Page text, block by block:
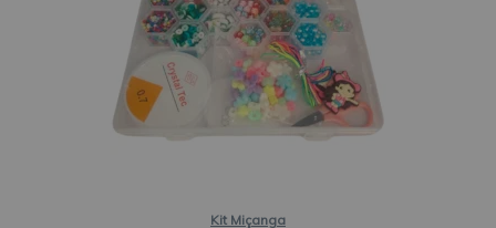
Kit Miçanga